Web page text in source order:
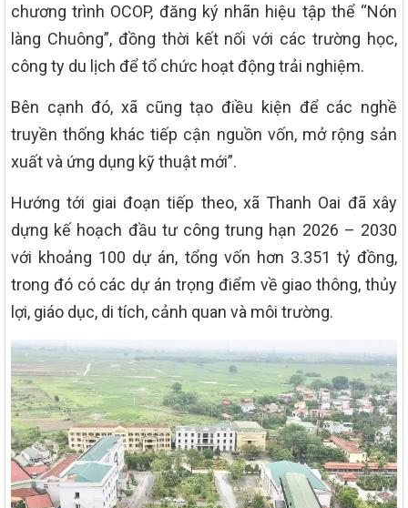
chương trình OCOP, đăng ký nhãn hiệu tập thể “Nón
làng Chuông”, đồng thời kết nối với các trường học,
công ty du lịch để tổ chức hoạt động trải nghiệm.
Bên cạnh đó, xã cũng tạo điều kiện để các nghề
truyền thống khác tiếp cận nguồn vốn, mở rộng sản
xuất và ứng dụng kỹ thuật mới”.
Hướng tới giai đoạn tiếp theo, xã Thanh Oai đã xây
dựng kế hoạch đầu tư công trung hạn 2026 – 2030
với khoảng 100 dự án, tổng vốn hơn 3.351 tỷ đồng,
trong đó có các dự án trọng điểm về giao thông, thủy
lợi, giáo dục, di tích, cảnh quan và môi trường.